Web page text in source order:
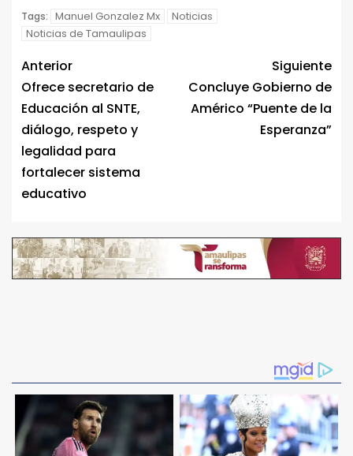
Tags: Manuel Gonzalez Mx
Noticias
Noticias de Tamaulipas
Anterior
Ofrece secretario de
Educación al SNTE,
diálogo, respeto y
legalidad para
fortalecer sistema
educativo
Siguiente
Concluye Gobierno de
Américo “Puente de la
Esperanza”